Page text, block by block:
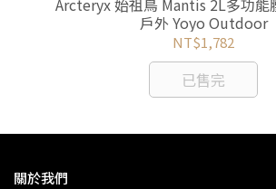
Arcteryx 始祖鳥 Mantis 2L多功能
戶外 Yoyo Outdoor
NT$1,782
已售完
關於我們